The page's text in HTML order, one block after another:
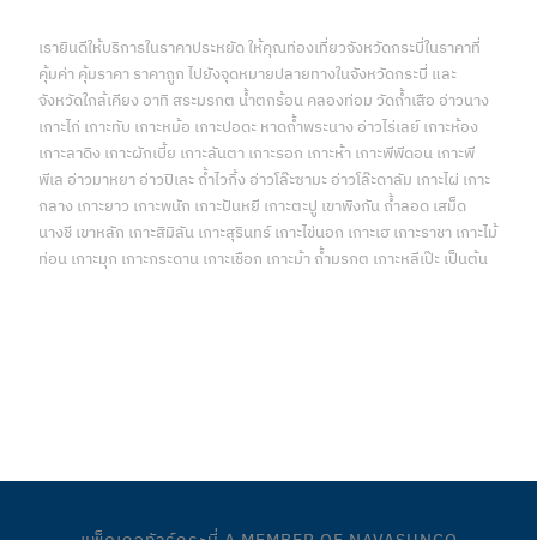
เรายินดีให้บริการในราคาประหยัด ให้คุณท่องเที่ยวจังหวัดกระบี่ในราคาที่
คุ้มค่า คุ้มราคา ราคาถูก ไปยังจุดหมายปลายทางในจังหวัดกระบี่ และ
จังหวัดใกล้เคียง อาทิ สระมรกต น้ำตกร้อน คลองท่อม วัดถ้ำเสือ อ่าวนาง
เกาะไก่ เกาะทับ เกาะหม้อ เกาะปอดะ หาดถ้ำพระนาง อ่าวไร่เลย์ เกาะห้อง
เกาะลาดิง เกาะผักเบี้ย เกาะลันตา เกาะรอก เกาะห้า เกาะพีพีดอน เกาะพี
พีเล อ่าวมาหยา อ่าวปิเละ ถ้ำไวกิ้ง อ่าวโล๊ะซามะ อ่าวโล๊ะดาลัม เกาะไผ่ เกาะ
กลาง เกาะยาว เกาะพนัก เกาะปันหยี เกาะตะปู เขาพิงกัน ถ้ำลอด เสม็ด
นางชี เขาหลัก เกาะสิมิลัน เกาะสุรินทร์ เกาะไข่นอก เกาะเฮ เกาะราชา เกาะไม้
ท่อน เกาะมุก เกาะกระดาน เกาะเชือก เกาะม้า ถ้ำมรกต เกาะหลีเป๊ะ เป็นต้น